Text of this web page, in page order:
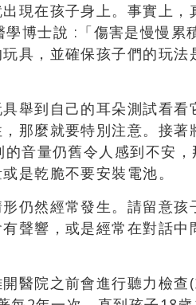
現在孩子身上。事實上，
博士說 :「傷害是慢慢累
具，並確保孩子們的玩法
舉到自己的耳朵測試看看
那麼就要特別注意。接著
音量仍舊令人感到不安
是乾脆不要安裝電池。
仍然經常發生。請留意孩
聲響，或是經常在對話中
醫院之前會進行聽力檢查